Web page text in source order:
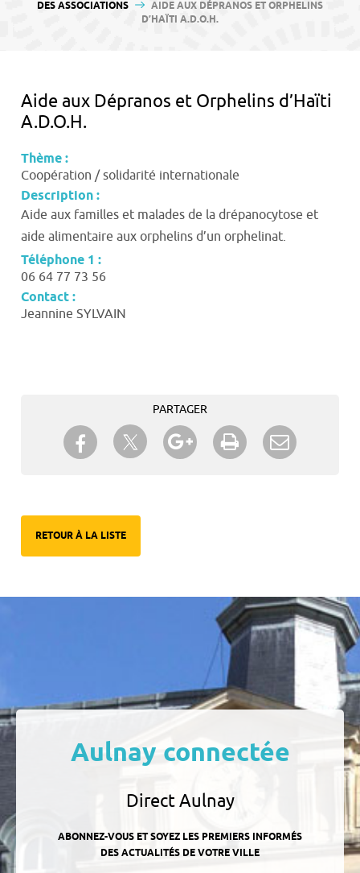
DES ASSOCIATIONS
AIDE AUX DÉPRANOS ET ORPHELINS
D’HAÏTI A.D.O.H.
Aide aux Dépranos et Orphelins d’Haïti
A.D.O.H.
Thème :
Coopération / solidarité internationale
Description :
Aide aux familles et malades de la drépanocytose et
aide alimentaire aux orphelins d’un orphelinat.
Téléphone 1 :
06 64 77 73 56
Contact :
Jeannine SYLVAIN
PARTAGER
Partager sur Facebook
Partager sur TwitterPartager sur Google+
Imprimer
RETOUR À LA LISTE
Aulnay connectée
Direct Aulnay
ABONNEZ-VOUS ET SOYEZ LES PREMIERS INFORMÉS
DES ACTUALITÉS DE VOTRE VILLE